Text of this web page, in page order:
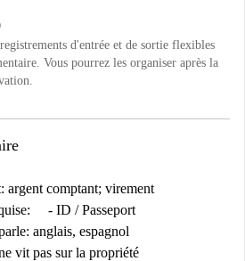
d'entrée et de sortie flexibles
Vous pourrez les organiser après la
argent comptant; virement
- ID / Passeport
anglais, espagnol
vit pas sur la propriété